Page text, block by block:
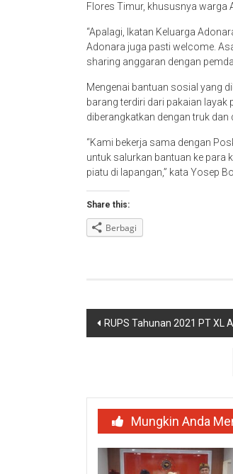
Flores Timur, khususnya warga
“Apalagi, Ikatan Keluarga
Adonara juga pasti welcome.
sharing anggaran dengan
Mengenai bantuan sosial yang
barang terdiri dari pakaian layak
diberangkatkan dengan truk
“Kami bekerja sama dengan
untuk salurkan bantuan ke para
piatu di lapangan,” kata Yosep
Share this:
Berbagi
Navigasi
RUPS Tahunan 2021 PT XL
Mungkin Anda